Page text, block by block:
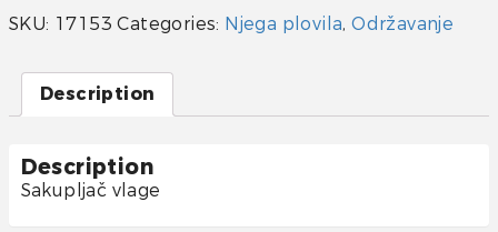
quantity
SKU: 17153 Categories: Njega plovila,Održavanje
Description
Description
Sakupljač vlage